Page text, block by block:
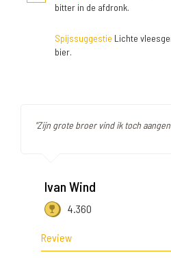
bitter in de afdronk.
Spijssuggestie Lichte
bier.
"Zijn grote broer vind ik toch
Ivan Wind
4.360
Review